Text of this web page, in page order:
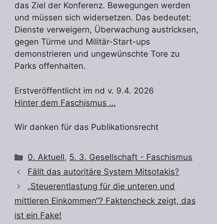
das Ziel der Konferenz. Bewegungen werden
und müssen sich widersetzen. Das bedeutet:
Dienste verweigern, Überwachung austricksen,
gegen Türme und Militär-Start-ups
demonstrieren und ungewünschte Tore zu
Parks offenhalten.
Erstveröffentlicht im nd v. 9.4. 2026
Hinter dem Faschismus …
Wir danken für das Publikationsrecht
Kategorien
0. Aktuell, 5. 3. Gesellschaft - Faschismus
Fällt das autoritäre System Mitsotakis?
„Steuerentlastung für die unteren und
mittleren Einkommen“? Faktencheck zeigt, das
ist ein Fake!